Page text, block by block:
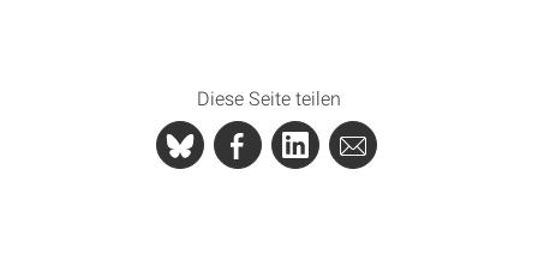
Diese Seite teilen